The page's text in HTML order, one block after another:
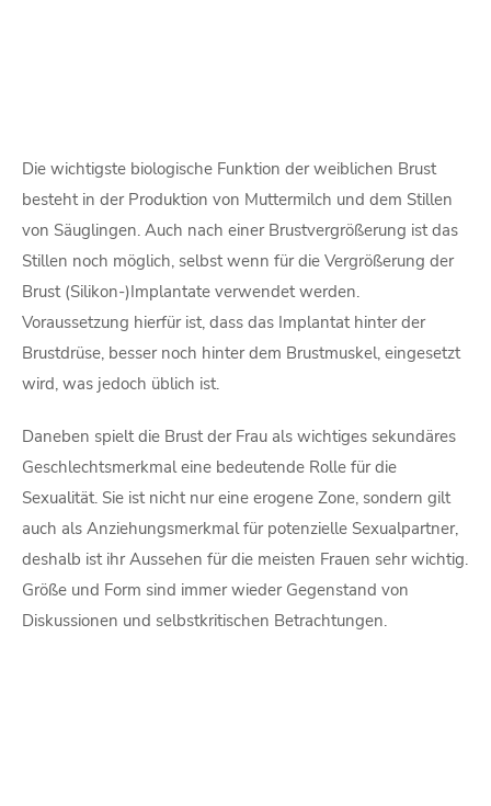
Die wichtigste biologische Funktion der weiblichen Brust
besteht in der Produktion von Muttermilch und dem Stillen
von Säuglingen. Auch nach einer Brustvergrößerung ist das
Stillen noch möglich, selbst wenn für die Vergrößerung der
Brust (Silikon-)Implantate verwendet werden.
Voraussetzung hierfür ist, dass das Implantat hinter der
Brustdrüse, besser noch hinter dem Brustmuskel, eingesetzt
wird, was jedoch üblich ist.
Daneben spielt die Brust der Frau als wichtiges sekundäres
Geschlechtsmerkmal eine bedeutende Rolle für die
Sexualität. Sie ist nicht nur eine erogene Zone, sondern gilt
auch als Anziehungsmerkmal für potenzielle Sexualpartner,
deshalb ist ihr Aussehen für die meisten Frauen sehr wichtig.
Größe und Form sind immer wieder Gegenstand von
Diskussionen und selbstkritischen Betrachtungen.